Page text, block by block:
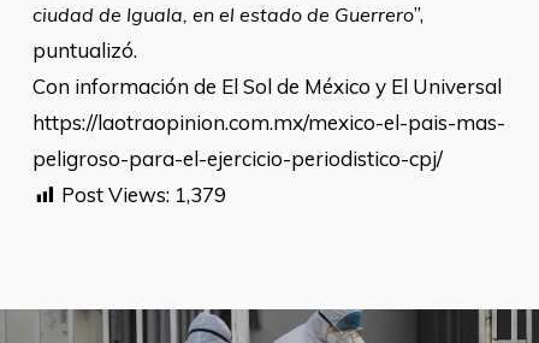
ciudad de Iguala, en el estado de Guerrero”,
puntualizó.
Con información de El Sol de México y El Universal
https://laotraopinion.com.mx/mexico-el-pais-mas-
peligroso-para-el-ejercicio-periodistico-cpj/
Post Views: 1,379